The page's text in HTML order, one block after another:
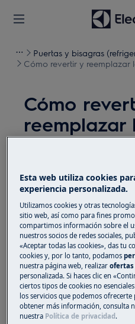
Puertas y bisagras
Cómo revertir y reemplazar
Cómo
reemplazar
(K2)
Solución
apague el aparato y
latoma de corriente.
Siempre tenga cuidado al
para electrodomésticos
personas para moverlos.
Utilice siempre guantes
cerrado.
Esta web utiliza cookies
experiencia personalizada.
Utilizamos cookies y otras
sitio web, así como para fines
compartimos información sobre el
nuestros socios de redes sociales,
«Aceptar todas las cookies», das tu
cookies y, por lo tanto, podamos
nuestra página web, realizarofertas
personalizada. Si haces clic en
ciertos tipos de cookies no
los servicios que podemos ofrecerte
obtener más información, consulta
nuestra Política de privacidad.